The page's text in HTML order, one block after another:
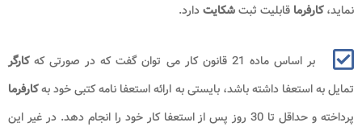
نماید،کارفرما قابلیت ثبتشکایتدارد.
بر اساس ماده 21 قانون کار می توان گفت که در صورتی که
کارگر
تمایل به استعفا داشته باشد، بایستی به ارائه استعفا نامه کتبی خود بهکارفرما
پرداخته و حداقل تا 30 روز پس از استعفا کار خود را انجام دهد. در غیر این